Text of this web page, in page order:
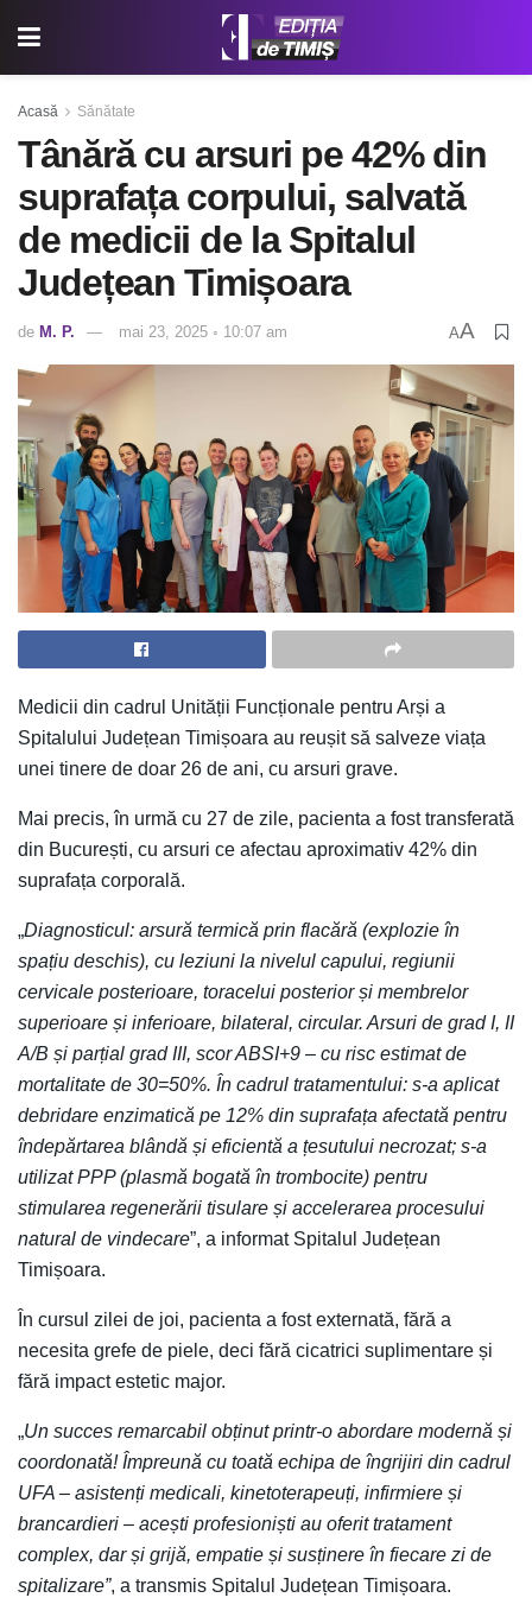
Acasă Sănătate
Tânără cu arsuri pe 42% din
suprafața corpului, salvată
de medicii de la Spitalul
Județean Timișoara
de M. P. mai 23, 2025 ◦ 10:07 am AA
Medicii din cadrul Unității Funcționale pentru Arși a
Spitalului Județean Timișoara au reușit să salveze viața
unei tinere de doar 26 de ani, cu arsuri grave.
Mai precis, în urmă cu 27 de zile, pacienta a fost transferată
din București, cu arsuri ce afectau aproximativ 42% din
suprafața corporală.
„Diagnosticul: arsură termică prin flacără (explozie în
spațiu deschis), cu leziuni la nivelul capului, regiunii
cervicale posterioare, toracelui posterior și membrelor
superioare și inferioare, bilateral, circular. Arsuri de grad I, II
A/B și parțial grad III, scor ABSI+9 – cu risc estimat de
mortalitate de 30=50%. În cadrul tratamentului: s-a aplicat
debridare enzimatică pe 12% din suprafața afectată pentru
îndepărtarea blândă și eficientă a țesutului necrozat; s-a
utilizat PPP (plasmă bogată în trombocite) pentru
stimularea regenerării tisulare și accelerarea procesului
natural de vindecare”, a informat Spitalul Județean
Timișoara.
În cursul zilei de joi, pacienta a fost externată, fără a
necesita grefe de piele, deci fără cicatrici suplimentare și
fără impact estetic major.
„Un succes remarcabil obținut printr-o abordare modernă și
coordonată! Împreună cu toată echipa de îngrijiri din cadrul
UFA – asistenți medicali, kinetoterapeuți, infirmiere și
brancardieri – acești profesioniști au oferit tratament
complex, dar și grijă, empatie și susținere în fiecare zi de
spitalizare”, a transmis Spitalul Județean Timișoara.